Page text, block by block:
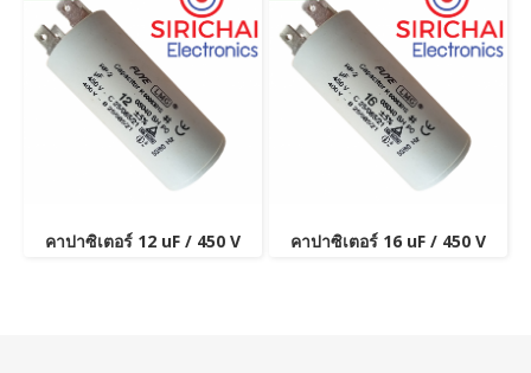
คาปาซิเตอร์ 12 uF / 450 V คาปาซิเตอร์ 16 uF / 450 V